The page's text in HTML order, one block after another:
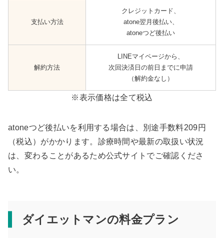
支払い方法
クレジットカード、
atone翌月後払い、
atoneつど後払い
解約方法
LINEマイページから、
次回決済日の前日までに申請
（解約金なし）
※表示価格は全て税込
atoneつど後払いを利用する場合は、別途手数料209円
（税込）がかかります。診療時間や最新の取扱い状況
は、変わることがあるため公式サイトでご確認くださ
い。
ダイエットマンの料金プラン